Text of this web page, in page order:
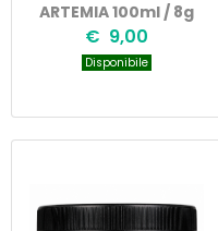
ARTEMIA 100ml / 8g
€ 9,00
Disponibile